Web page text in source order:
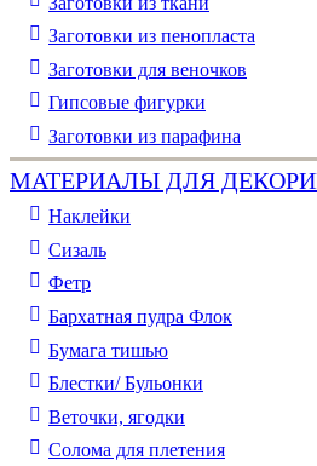
Заготовки из пенопласта
Заготовки для веночков
Гипсовые фигурки
Заготовки из парафина
МАТЕРИАЛЫ ДЛЯ
Наклейки
Сизаль
Фетр
Бархатная пудра Флок
Бумага тишью
Блестки/ Бульонки
Веточки, ягодки
Солома для плетения